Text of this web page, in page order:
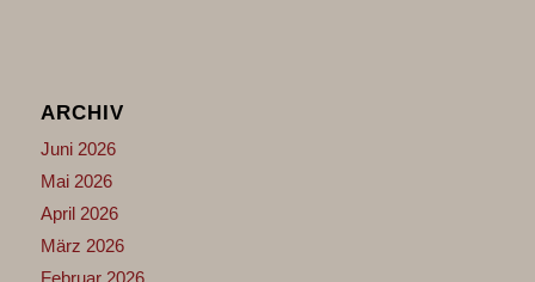
ARCHIV
Juni 2026
Mai 2026
April 2026
März 2026